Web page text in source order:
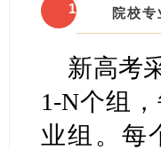
1 院校专
新高考
1-N个组
业组。每